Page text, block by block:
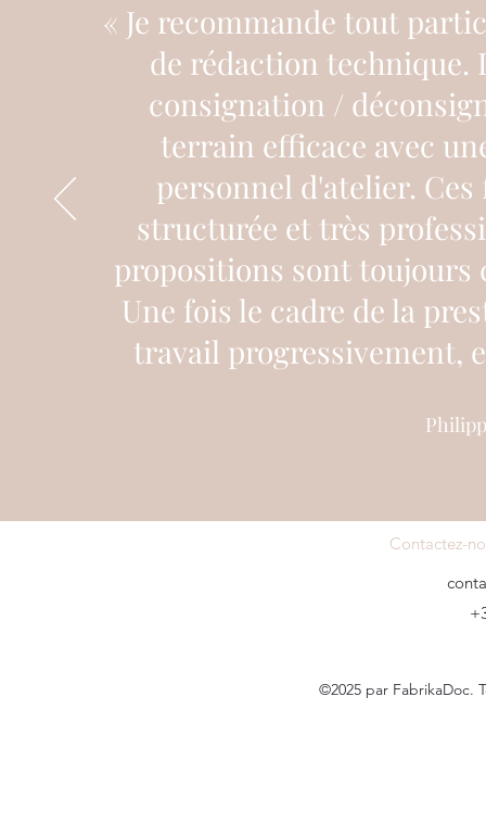
« Je recommande tout
de rédaction technique.
consignation /
terrain efficace avec
personnel d'atelier.
structurée et très
propositions sont toujours
Une fois le cadre de la
travail progressivement,
Contactez-
©2025 par FabrikaDoc.